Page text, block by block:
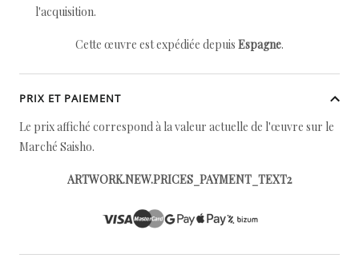
l'acquisition.
Cette œuvre est expédiée depuis Espagne.
PRIX ET PAIEMENT
Le prix affiché correspond à la valeur actuelle de l'œuvre sur le
Marché Saisho.
ARTWORK.NEW.PRICES_PAYMENT_TEXT2